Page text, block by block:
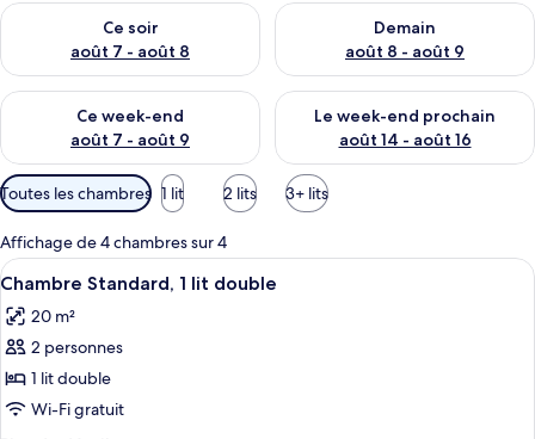
Ce soir
août 7 - août 8
Vérifier la disponibilité pour ce soir août 7 - août 8
Demain
août 8 - août 9
Vérifier la disponibilité pour
Ce week-end
août 7 - août 9
Vérifier la disponibilité pour ce week-end août 7 - août 9
Le week-end prochain
août 14 - août 16
Vérifier la disponibilité pour
Filtres
disponibles
pour
les
chambres
Toutes les chambres 1 lit 2 lits 3+ lits
Affichage de 4 chambres sur 4
Afficher
toutes
les
photos
pour
ce
Chambre Standard, 1 lit double |
19
Chambre Standard, 1 lit double
20 m²
2 personnes
1 lit double
Wi-Fi gratuit